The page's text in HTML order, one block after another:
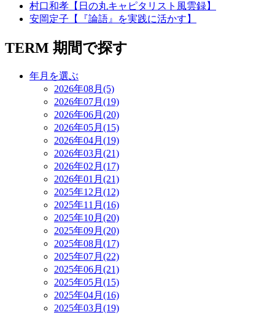
村口和孝【日の丸キャピタリスト風雲録】
安岡定子【『論語』を実践に活かす】
TERM 期間で探す
年月を選ぶ
2026年08月(5)
2026年07月(19)
2026年06月(20)
2026年05月(15)
2026年04月(19)
2026年03月(21)
2026年02月(17)
2026年01月(21)
2025年12月(12)
2025年11月(16)
2025年10月(20)
2025年09月(20)
2025年08月(17)
2025年07月(22)
2025年06月(21)
2025年05月(15)
2025年04月(16)
2025年03月(19)